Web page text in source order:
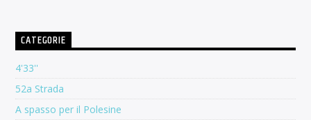
CATEGORIE
4'33''
52a Strada
A spasso per il Polesine